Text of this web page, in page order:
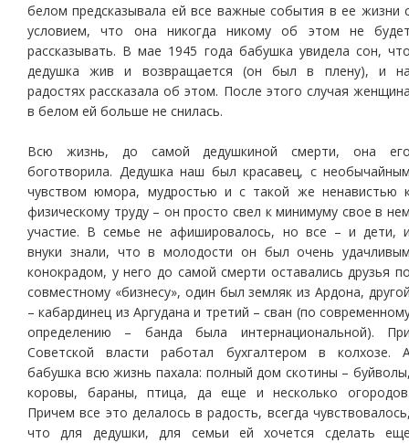
белом предсказывала ей все важные события в ее жизни
условием, что она никогда никому об этом не
рассказывать. В мае 1945 года бабушка увидела сон,
дедушка жив и возвращается (он был в плену), и
радостях рассказала об этом. После этого случая
в белом ей больше не снилась.
Всю жизнь, до самой дедушкиной смерти, она
боготворила. Дедушка наш был красавец, с
чувством юмора, мудростью и с такой же ненавистью
физическому труду – он просто свел к минимуму свое в
участие. В семье не афишировалось, но все – и дети,
внуки знали, что в молодости он был очень
конокрадом, у него до самой смерти оставались друзья
совместному «бизнесу», один был земляк из Ардона,
– кабардинец из Аргудана и третий – сван (по
определению – банда была интернациональной).
Советской власти работал бухгалтером в колхозе.
бабушка всю жизнь пахала: полный дом скотины –
коровы, бараны, птица, да еще и несколько
Причем все это делалось в радость, всегда
что для дедушки, для семьи ей хочется сделать